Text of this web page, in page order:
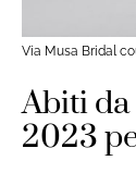
Via Musa Bridal
Abiti
2023